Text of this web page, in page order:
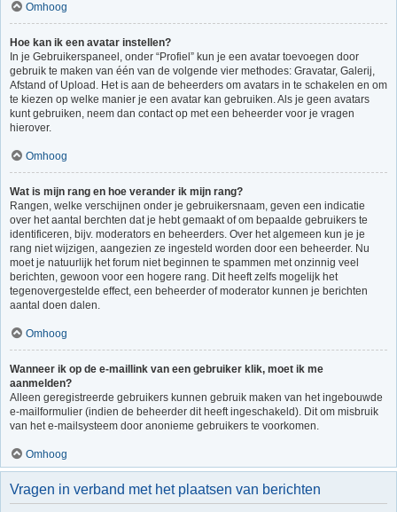
Omhoog
Hoe kan ik een avatar instellen?
In je Gebruikerspaneel, onder “Profiel” kun je een avatar toevoegen door
gebruik te maken van één van de volgende vier methodes: Gravatar, Galerij,
Afstand of Upload. Het is aan de beheerders om avatars in te schakelen en om
te kiezen op welke manier je een avatar kan gebruiken. Als je geen avatars
kunt gebruiken, neem dan contact op met een beheerder voor je vragen
hierover.
Omhoog
Wat is mijn rang en hoe verander ik mijn rang?
Rangen, welke verschijnen onder je gebruikersnaam, geven een indicatie
over het aantal berchten dat je hebt gemaakt of om bepaalde gebruikers te
identificeren, bijv. moderators en beheerders. Over het algemeen kun je je
rang niet wijzigen, aangezien ze ingesteld worden door een beheerder. Nu
moet je natuurlijk het forum niet beginnen te spammen met onzinnig veel
berichten, gewoon voor een hogere rang. Dit heeft zelfs mogelijk het
tegenovergestelde effect, een beheerder of moderator kunnen je berichten
aantal doen dalen.
Omhoog
Wanneer ik op de e-maillink van een gebruiker klik, moet ik me
aanmelden?
Alleen geregistreerde gebruikers kunnen gebruik maken van het ingebouwde
e-mailformulier (indien de beheerder dit heeft ingeschakeld). Dit om misbruik
van het e-mailsysteem door anonieme gebruikers te voorkomen.
Omhoog
Vragen in verband met het plaatsen van berichten